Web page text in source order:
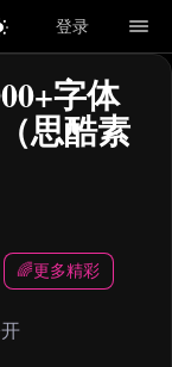
登录
字体
思酷素
🌈更多精彩